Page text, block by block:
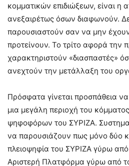
κομματικών επιδιώξεων, είναι η
ανεξαιρέτως όσων διαφωνούν.
παρουσιαστούν σαν να μην
προτείνουν. Το τρίτο αφορά την
χαρακτηριστούν «διασπαστές»
ανεχτούν την μετάλλαξη του
Πρόσφατα γίνεται προσπάθεια
μια μεγάλη περιοχή του
ψηφοφόρων του ΣΥΡΙΖΑ.
να παρουσιάζουν πως μόνο δύο
πλειοψηφία του ΣΥΡΙΖΑ γύρω από
Αριστερή Πλατφόρμα γύρω από